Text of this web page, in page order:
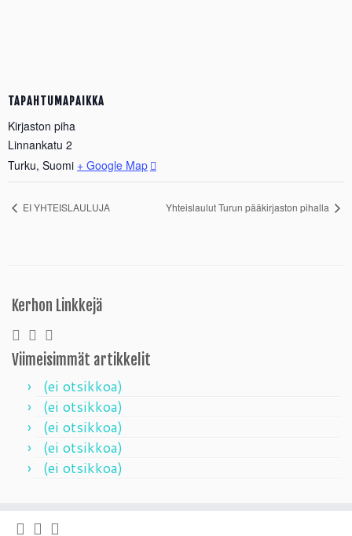
TAPAHTUMAPAIKKA
Kirjaston piha
Linnankatu 2
Turku, Suomi + Google Map
EI YHTEISLAULUJA Yhteislaulut Turun pääkirjaston pihalla
Kerhon Linkkejä
Viimeisimmät artikkelit
(ei otsikkoa)
(ei otsikkoa)
(ei otsikkoa)
(ei otsikkoa)
(ei otsikkoa)